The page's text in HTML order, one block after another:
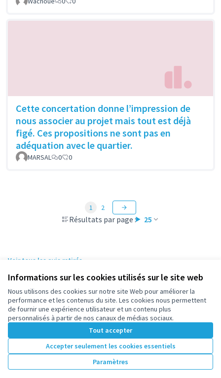
Informations sur les cookies utilisés sur le site web
Nous utilisons des cookies sur notre site Web pour améliorer la
performance et les contenus du site. Les cookies nous permettent
de fournir une expérience utilisateur et un contenu plus
personnalisés à partir de nos canaux de médias sociaux.
Tout accepter
Accepter seulement les cookies essentiels
Paramètres
Cette concertation donne l’impression de
nous associer au projet mais tout est déjà
figé. Ces propositions ne sont pas en
adéquation avec le quartier.
MARSAL 0 0
Résultats par page : 25
1 2
Voir tous les avis retirés
Conditions d'utilisation
Paramètres des cookies
participez.nanterre.fr sur X
(Lien externe)
participez.nanterre.fr sur Facebook
participez.nanterre.fr sur Instagram
participez.nanterre.fr sur YouTube
(Lien externe)
participez.nanterre.fr sur GitHub
(Lien externe)
Site réalisé grâce aulogiciel libre Decidim .
Licence
(Lien